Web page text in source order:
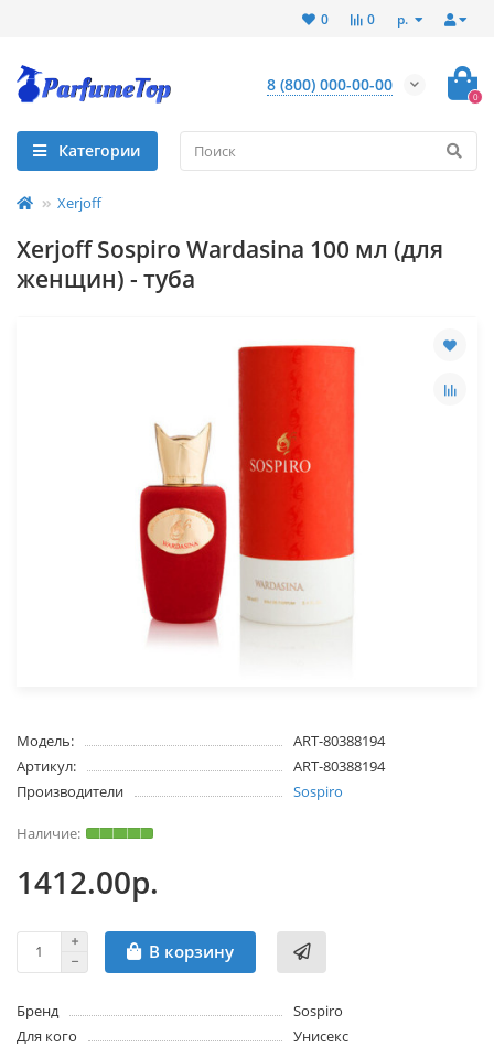
р.
0
0
8 (800) 000-00-00
0
Категории
Xerjoff
Xerjoff Sospiro Wardasina 100 мл (для
женщин) - туба
Модель:
ART-80388194
Артикул:
ART-80388194
Производители
Sospiro
1412.00р.
В корзину
Бренд
Sospiro
Для кого
Унисекс